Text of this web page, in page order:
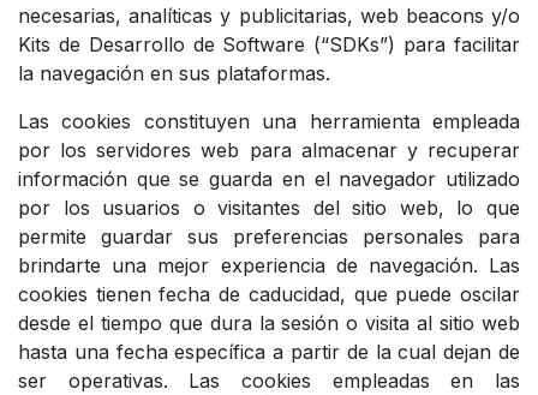
necesarias, analíticas y publicitarias, web beacons y/o
Kits de Desarrollo de Software (“SDKs”) para facilitar
la navegación en sus plataformas.
Las cookies constituyen una herramienta empleada
por los servidores web para almacenar y recuperar
información que se guarda en el navegador utilizado
por los usuarios o visitantes del sitio web, lo que
permite guardar sus preferencias personales para
brindarte una mejor experiencia de navegación. Las
cookies tienen fecha de caducidad, que puede oscilar
desde el tiempo que dura la sesión o visita al sitio web
hasta una fecha específica a partir de la cual dejan de
ser operativas. Las cookies empleadas en las